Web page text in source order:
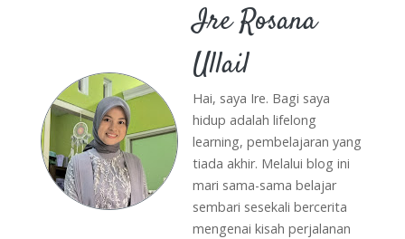
Ire Rosana
Ullail
Hai, saya Ire. Bagi saya
hidup adalah lifelong
learning, pembelajaran yang
tiada akhir. Melalui blog ini
mari sama-sama belajar
sembari sesekali bercerita
mengenai kisah perjalanan